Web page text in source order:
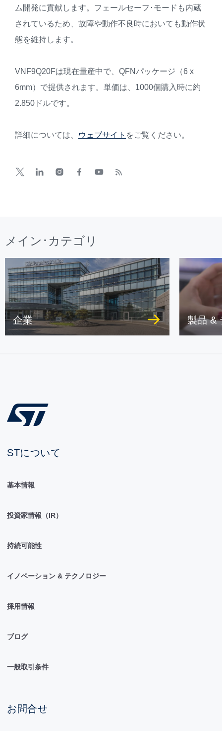
ム開発に貢献します。フェールセーフ･モードも内蔵
されているため、故障や動作不良時においても動作状
態を維持します。
VNF9Q20Fは現在量産中で、QFNパッケージ（6 x
6mm）で提供されます。単価は、1000個購入時に約
2.850ドルです。
詳細については、 ウェブサイト をご覧ください。
メイン･カテゴリ
企業 製品 &
STについて
基本情報
投資家情報（IR）
持続可能性
イノベーション & テクノロジー
採用情報
ブログ
一般取引条件
お問合せ